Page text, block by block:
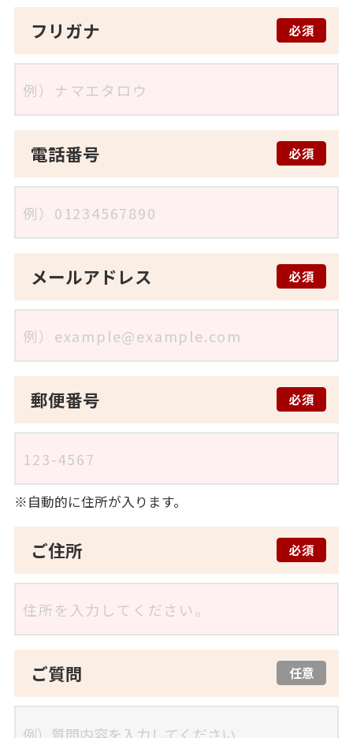
フリガナ 必須
電話番号 必須
メールアドレス 必須
郵便番号 必須
自動的に住所が入ります。
ご住所 必須
ご質問 任意